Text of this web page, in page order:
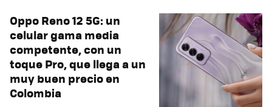
Oppo Reno 12 5G: un
celular gama media
competente, con un
toque Pro, que llega a un
muy buen precio en
Colombia